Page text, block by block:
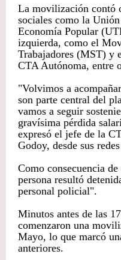
La movilización contó
sociales como la
Economía Popular
izquierda, como el
Trabajadores (MST) y
CTA Autónoma, entre
"Volvimos a
son parte central del
vamos a seguir
gravísima pérdida
expresó el jefe de la
Godoy, desde sus
Como consecuencia
persona resultó
personal policial".
Minutos antes de las
comenzaron una
Mayo, lo que marcó
anteriores.